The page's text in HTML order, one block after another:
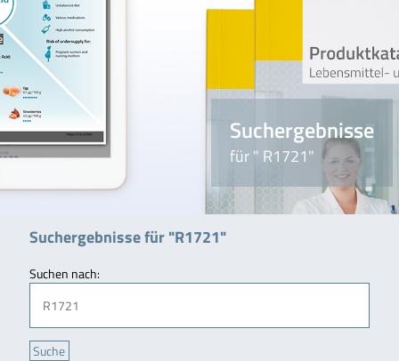
Suchergebnisse
für " R1721"
Suchergebnisse für "R1721"
Suchen nach: